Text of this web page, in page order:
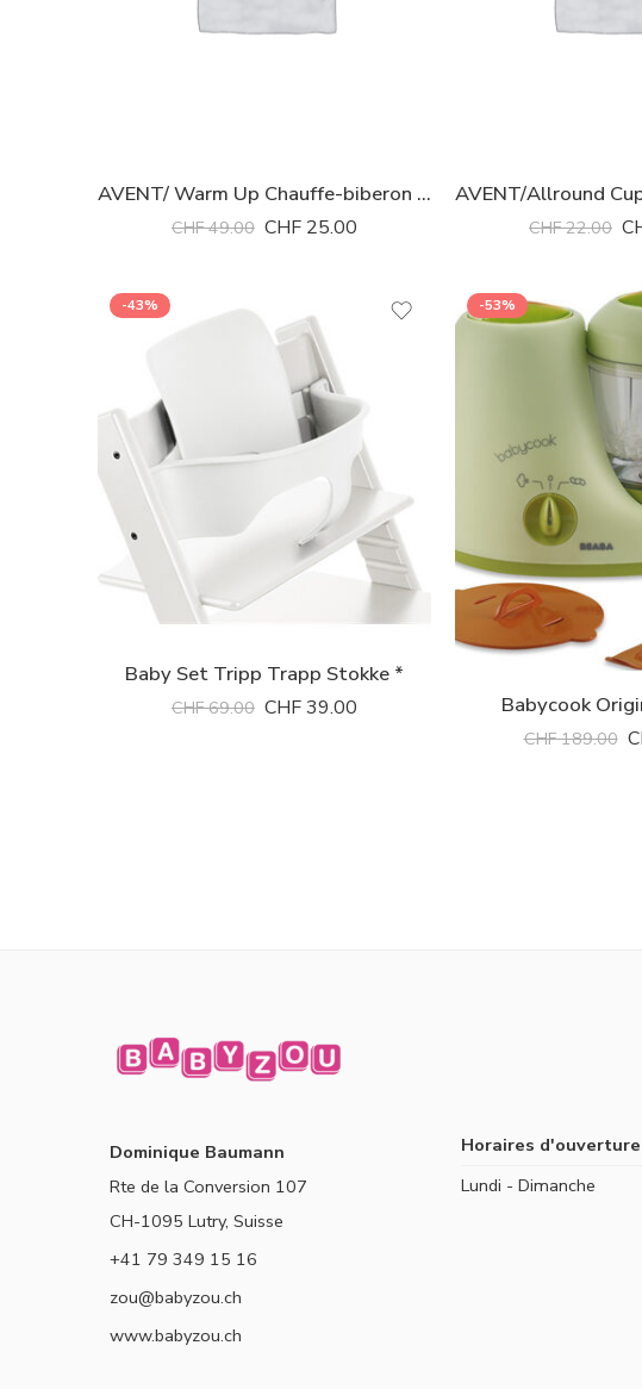
AVENT/ Warm Up Chauffe-biberon complet
CHF49.00 CHF 25.00 CHF22.00
-43%
Baby Set Tripp Trapp Stokke *
CHF69.00 CHF39.00
-53%
Babycook
CHF189.00
Dominique Baumann
Rte de la Conversion 107
CH-1095 Lutry, Suisse
+41 79 349 15 16
zou@babyzou.ch
www.babyzou.ch
Horaires d'ouverture
Lundi - Dimanche